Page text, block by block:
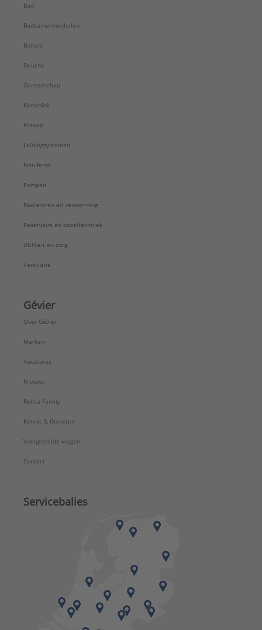
Bad
Badkamermeubelen
Boilers
Douche
Gereedschap
Keramiek
Kranen
Leidingsystemen
Non-ferro
Pompen
Radiatoren en verwarming
Reservoirs en spoeltechniek
Utiliteit en zorg
Ventilatie
Gévier
Over Gévier
Merken
Vacatures
Nieuws
Rensa Family
Kennis & Diensten
Veelgestelde vragen
Contact
Servicebalies